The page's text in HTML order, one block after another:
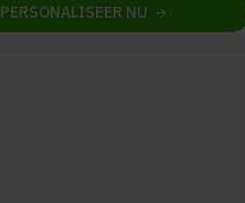
PERSONALISEER NU